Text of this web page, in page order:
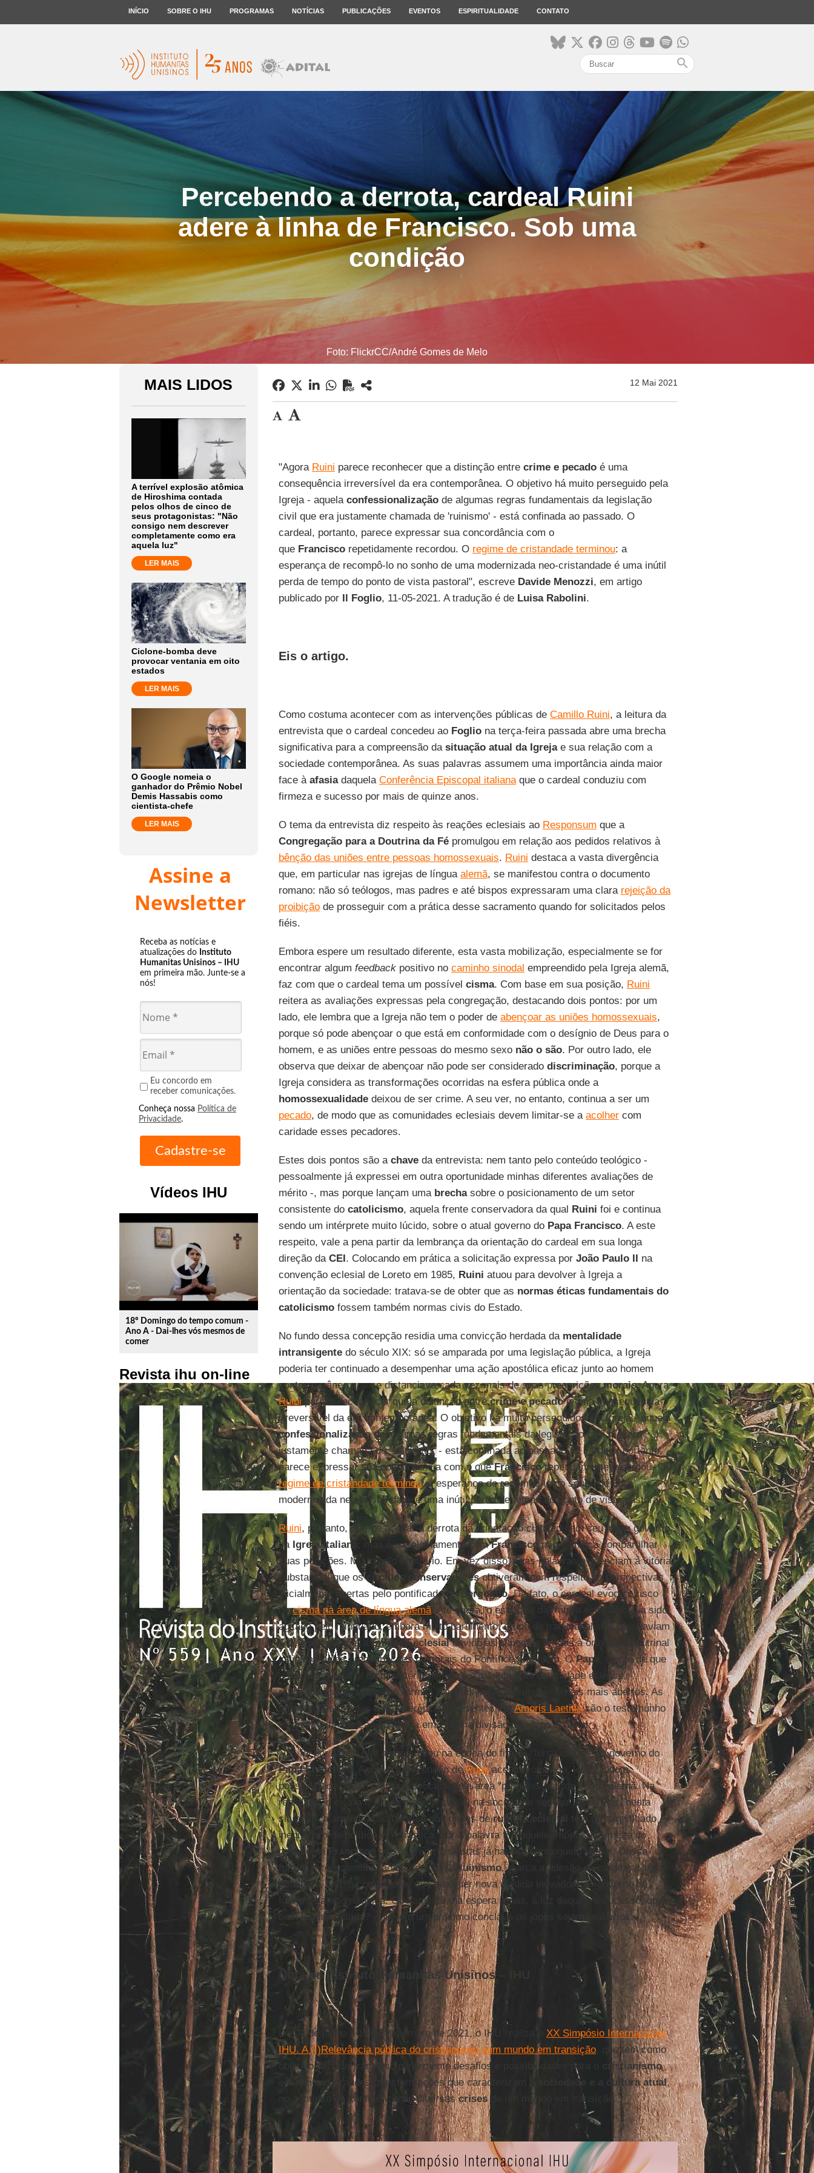
INÍCIO SOBRE O IHU PROGRAMAS NOTÍCIAS PUBLICAÇÕES EVENTOS ESPIRITUALIDADE CONTATO
search
Percebendo a derrota, cardeal Ruini
adere à linha de Francisco. Sob uma
condição
Foto: FlickrCC/André Gomes de Melo
MAIS LIDOS
A terrível explosão atômica
de Hiroshima contada
pelos olhos de cinco de
seus protagonistas: "Não
consigo nem descrever
completamente como era
aquela luz"
LER MAIS
Ciclone-bomba deve
provocar ventania em oito
estados
LER MAIS
O Google nomeia o
ganhador do Prêmio Nobel
Demis Hassabis como
cientista-chefe
LER MAIS
Assine a
Newsletter
Receba as notícias e
atualizações do Instituto
Humanitas Unisinos – IHU
em primeira mão. Junte-se a
nós!
Eu concordo em
receber comunicações.
Conheça nossa Política de
Privacidade.
Vídeos IHU
play_circle_outline
18º Domingo do tempo comum -
Ano A - Dai-lhes vós mesmos de
comer
Revista ihu on-line
12 Mai 2021
"Agora Ruini parece reconhecer que a distinção entre crime e pecadoé uma
consequência irreversível da era contemporânea. O objetivo há muito perseguido pela
Igreja - aquela confessionalizaçãode algumas regras fundamentais da legislação
civil que era justamente chamada de 'ruinismo' - está confinada ao passado. O
cardeal, portanto, parece expressar sua concordância com o
que Franciscorepetidamente recordou. O regime de cristandade terminou: a
esperança de recompô-lo no sonho de uma modernizada neo-cristandade é uma inútil
perda de tempo do ponto de vista pastoral", escreve Davide Menozzi, em artigo
publicado por Il Foglio, 11-05-2021. A tradução é de Luisa Rabolini.
Eis o artigo.
Como costuma acontecer com as intervenções públicas de Camillo Ruini, a leitura da
entrevista que o cardeal concedeu ao Fogliona terça-feira passada abre uma brecha
significativa para a compreensão da situação atual da Igrejae sua relação com a
sociedade contemporânea. As suas palavras assumem uma importância ainda maior
face à afasiadaquela Conferência Episcopal italianaque o cardeal conduziu com
firmeza e sucesso por mais de quinze anos.
O tema da entrevista diz respeito às reações eclesiais ao Responsum que a
Congregação para a Doutrina da Fépromulgou em relação aos pedidos relativos à
bênção das uniões entre pessoas homossexuais. Ruini destaca a vasta divergência
que, em particular nas igrejas de língua alemã, se manifestou contra o documento
romano: não só teólogos, mas padres e até bispos expressaram uma clara rejeição da
proibiçãode prosseguir com a prática desse sacramento quando for solicitados pelos
fiéis.
Embora espere um resultado diferente, esta vasta mobilização, especialmente se for
encontrar algum feedbackpositivo no caminho sinodal empreendido pela Igreja alemã,
faz com que o cardeal tema um possível cisma. Com base em sua posição, Ruini
reitera as avaliações expressas pela congregação, destacando dois pontos: por um
lado, ele lembra que a Igreja não tem o poder de abençoar as uniões homossexuais,
porque só pode abençoar o que está em conformidade com o desígnio de Deus para o
homem, e as uniões entre pessoas do mesmo sexo não o são. Por outro lado, ele
observa que deixar de abençoar não pode ser considerado discriminação, porque a
Igreja considera as transformações ocorridas na esfera pública onde a
homossexualidadedeixou de ser crime. A seu ver, no entanto, continua a ser um
pecado, de modo que as comunidades eclesiais devem limitar-se a acolhercom
caridade esses pecadores.
Estes dois pontos são a chaveda entrevista: nem tanto pelo conteúdo teológico -
pessoalmente já expressei em outra oportunidade minhas diferentes avaliações de
mérito -, mas porque lançam uma brechasobre o posicionamento de um setor
consistente do catolicismo, aquela frente conservadora da qual Ruini foi e continua
sendo um intérprete muito lúcido, sobre o atual governo do Papa Francisco. A este
respeito, vale a pena partir da lembrança da orientação do cardeal em sua longa
direção da CEI. Colocando em prática a solicitação expressa por João Paulo II na
convenção eclesial de Loreto em 1985, Ruini atuou para devolver à Igreja a
orientação da sociedade: tratava-se de obter que as normas éticas fundamentais do
catolicismofossem também normas civis do Estado.
No fundo dessa concepção residia uma convicção herdada da mentalidade
intransigentedo século XIX: só se amparada por uma legislação pública, a Igreja
poderia ter continuado a desempenhar uma ação apostólica eficaz junto ao homem
contemporâneo que se distanciava cada vez mais de suas prescriçõesmorais. Agora
Ruiniparece reconhecer que a distinção entrecrime e pecadoé uma consequência
irreversível da era contemporânea. O objetivo há muito perseguido pela Igreja - aquela
confessionalizaçãode algumas regras fundamentais da legislação civil que era
justamente chamada de "ruinismo" - está confinada ao passado. O cardeal, portanto,
parece expressar sua concordância com o queFranciscorepetidamente recordou. O
regime de cristandade terminou: a esperança de recompô-lo no sonho de uma
modernizada neo-cristandade é uma inútil perda de tempo do ponto de vista pastoral.
Ruini, portanto, parece aceitar a derrota da orientação cultivada em seu longo governo
da Igreja italiana ; mas esse alinhamento comFrancisconão significa compartilhar
suas posições. Muito pelo contrário. Em vez disso, suas palavras evidenciam a vitória
substancial que oscírculos conservadoresobtiveram com respeito às perspectivas
inicialmente abertas pelo pontificado deBergoglio. De fato, o cardeal evoca o risco
decisma na área de língua alemã. Até agora, o espectro da fratura eclesial havia sido
agitado pelo minguado, embora muito barulhento, grupo de tradicionalistas que haviam
ameaçado romper aunidade eclesialdevido às supostas feridas à ortodoxia doutrinal
infligidas pelas preocupações pastorais do Pontífice argentino. OPapa
, ciente de que
a função essencial do ministério petrino é a manutenção da unidade eclesial,
respondeu segurando as reformas exigidas pelos círculos eclesiais mais abertos. As
formulações tímidas e as referências presentes em Amoris Laetitiasão o testemunho
eloquente da atenção pontifícia em evitar a divisão do corpo eclesial.
Não foi por acaso que alguém falou na época do fim da "força motriz" do governo do
Papa Francisco . Agora a intervenção deRuiniacentua o perigo, lembrando a
possibilidade de umcisma
provocado pela área "progressista" de língua alemã. Na
realidade, o cisma é altamente improvável na sociedade secular atual. Mas, nesta
situação, a amplificação retórica dos riscos deruptura eclesial
tem um significado
inequívoco de política eclesiástica: pôr a palavra fim àquele ímpeto reformista do
papado deFrancisco
que os tradicionalistas já haviam conseguido abafar. Dessa
forma, a conscientização da derrota do ruinismo, marca a adesão do cardeal à linha
pontifícia, com a condição de que qualquer nova medida inovadora no governo da
Igreja seja interrompida. Obviamente, na espera - mas, à luz daquele insucesso, quão
bem fundamentada? - que em um próximo conclave os jogos sejam reabertos.
Nota do Instituto Humanitas Unisinos – IHU
De 04 de junho a 10 de dezembro de 2021, o IHU realiza o XX Simpósio Internacional
IHU. A (I)Relevância pública do cristianismo num mundo em transição, que tem como
objetivo debater transdisciplinarmente desafios e possibilidades para o
cristianismo
em meio às grandes transformações que caracterizam a
sociedade e a cultura atual,
no contexto da confluência de diversascrisesde um mundo em transição.